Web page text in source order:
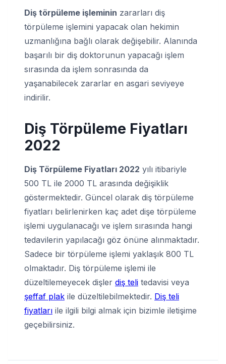
Diş törpüleme işleminin zararları diş
törpüleme işlemini yapacak olan hekimin
uzmanlığına bağlı olarak değişebilir. Alanında
başarılı bir diş doktorunun yapacağı işlem
sırasında da işlem sonrasında da
yaşanabilecek zararlar en asgari seviyeye
indirilir.
Diş Törpüleme Fiyatları
2022
Diş Törpüleme Fiyatları 2022 yılı itibariyle
500 TL ile 2000 TL arasında değişiklik
göstermektedir. Güncel olarak diş törpüleme
fiyatları belirlenirken kaç adet dişe törpüleme
işlemi uygulanacağı ve işlem sırasında hangi
tedavilerin yapılacağı göz önüne alınmaktadır.
Sadece bir törpüleme işlemi yaklaşık 800 TL
olmaktadır. Diş törpüleme işlemi ile
düzeltilemeyecek dişler diş teli tedavisi veya
şeffaf plak ile düzeltilebilmektedir. Diş teli
fiyatları ile ilgili bilgi almak için bizimle iletişime
geçebilirsiniz.